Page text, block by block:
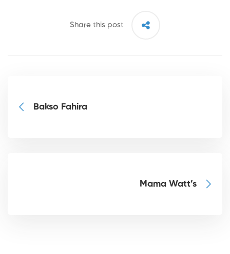
Share this post
Bakso Fahira
Mama Watt’s